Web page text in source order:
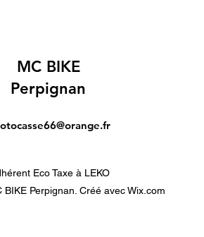
MC BIKE
Perpignan
Eco Taxe à LEKO
Perpignan. Créé avec Wix.com